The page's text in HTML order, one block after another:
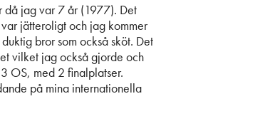
då jag var 7 år (1977). Det
jätteroligt och jag kommer
bror som också sköt. Det
vilket jag också gjorde och
OS, med 2 finalplatser.
på mina internationella